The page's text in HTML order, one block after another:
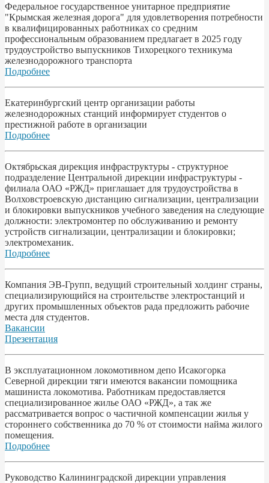
Федеральное государственное унитарное предприятие
"Крымская железная дорога" для удовлетворения потребности
в квалифицированных работниках со средним
профессиональным образованием предлагает в 2025 году
трудоустройство выпускников Тихорецкого техникума
железнодорожного транспорта
Подробнее
Екатеринбургский центр организации работы
железнодорожных станций информирует студентов о
престижной работе в организации
Подробнее
Октябрьская дирекция инфраструктуры - структурное
подразделение Центральной дирекции инфраструктуры -
филиала ОАО «РЖД» приглашает для трудоустройства в
Волховстроевскую дистанцию сигнализации, централизации
и блокировки выпускников учебного заведения на следующие
должности: электромонтер по обслуживанию и ремонту
устройств сигнализации, централизации и блокировки;
электромеханик.
Подробнее
Компания ЭВ-Групп, ведущий строительный холдинг страны,
специализирующийся на строительстве электростанций и
других промышленных объектов рада предложить рабочие
места для студентов.
Вакансии
Презентация
В эксплуатационном локомотивном депо Исакогорка
Северной дирекции тяги имеются вакансии помощника
машиниста локомотива. Работникам предоставляется
специализированное жилье ОАО «РЖД», а так же
рассматривается вопрос о частичной компенсации жилья у
стороннего собственника до 70 % от стоимости найма жилого
помещения.
Подробнее
Pyководство Калининградской дирекции управления